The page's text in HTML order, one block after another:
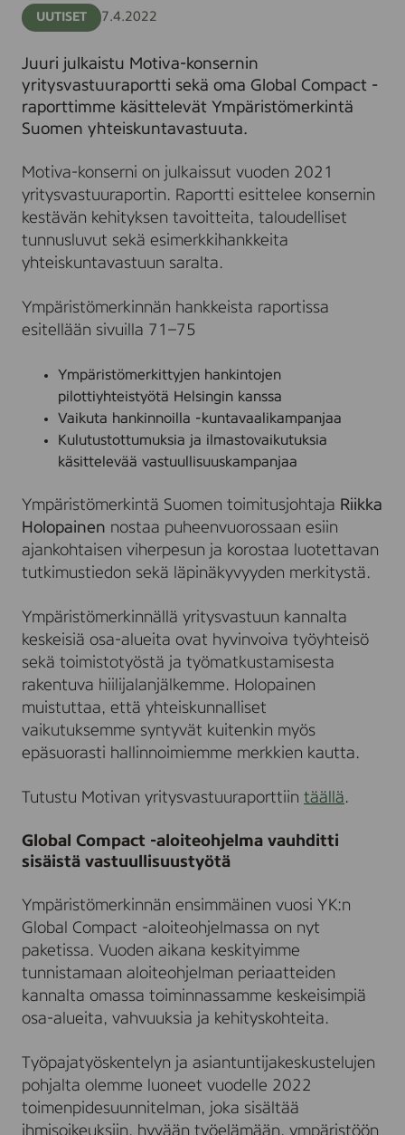
UUTISET 7.4.2022
Juuri julkaistu Motiva-konsernin
yritysvastuuraportti sekä oma Global Compact -
raporttimme käsittelevät Ympäristömerkintä
Suomen yhteiskuntavastuuta.
Motiva-konserni on julkaissut vuoden 2021
yritysvastuuraportin. Raportti esittelee konsernin
kestävän kehityksen tavoitteita, taloudelliset
tunnusluvut sekä esimerkkihankkeita
yhteiskuntavastuun saralta.
Ympäristömerkinnän hankkeista raportissa
esitellään sivuilla 71–75
Ympäristömerkittyjen hankintojen
pilottiyhteistyötä Helsingin kanssa
Vaikuta hankinnoilla -kuntavaalikampanjaa
Kulutustottumuksia ja ilmastovaikutuksia
käsittelevää vastuullisuuskampanjaa
Ympäristömerkintä Suomen toimitusjohtaja Riikka
Holopainen nostaa puheenvuorossaan esiin
ajankohtaisen viherpesun ja korostaa luotettavan
tutkimustiedon sekä läpinäkyvyyden merkitystä.
Ympäristömerkinnällä yritysvastuun kannalta
keskeisiä osa-alueita ovat hyvinvoiva työyhteisö
sekä toimistotyöstä ja työmatkustamisesta
rakentuva hiilijalanjälkemme. Holopainen
muistuttaa, että yhteiskunnalliset
vaikutuksemme syntyvät kuitenkin myös
epäsuorasti hallinnoimiemme merkkien kautta.
Tutustu Motivan yritysvastuuraporttiin täällä.
Global Compact -aloiteohjelma vauhditti
sisäistä vastuullisuustyötä
Ympäristömerkinnän ensimmäinen vuosi YK:n
Global Compact -aloiteohjelmassa on nyt
paketissa. Vuoden aikana keskityimme
tunnistamaan aloiteohjelman periaatteiden
kannalta omassa toiminnassamme keskeisimpiä
osa-alueita, vahvuuksia ja kehityskohteita.
Työpajatyöskentelyn ja asiantuntijakeskustelujen
pohjalta olemme luoneet vuodelle 2022
toimenpidesuunnitelman, joka sisältää
ihmisoikeuksiin, hyvään työelämään, ympäristöön